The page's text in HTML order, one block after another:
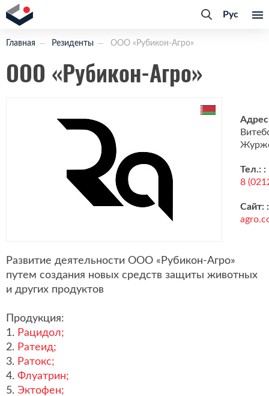
Рус
Главная Резиденты ООО «Рубикон-Агро»
ООО «Рубикон-Агро»
Тел.: :
8
Сайт:
Развитие деятельности ООО «Рубикон-Агро»
путем создания новых средств защиты животных
и других продуктов
Продукция:
1. Рацидол;
2. Ратеид;
3. Ратокс;
4. Флуатрин;
5. Эктофен;